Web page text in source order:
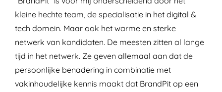
kleine hechte team, de specialisatie in het digital &
tech domein. Maar ook het warme en sterke
netwerk van kandidaten. De meesten zitten al lange
tijd in het netwerk. Ze geven allemaal aan dat de
persoonlijke benadering in combinatie met
vakinhoudelijke kennis maakt dat BrandPit op een